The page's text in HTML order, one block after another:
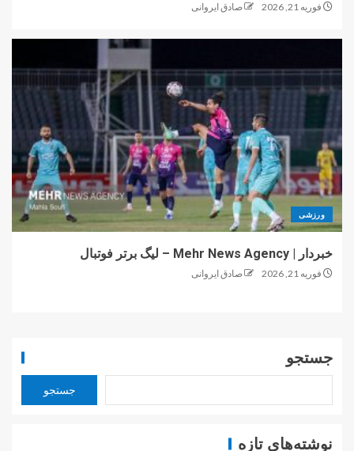
فوریه 21, 2026 صادق ایروانی
ورزشی
خبردار | Mehr News Agency – لیگ برتر فوتبال
فوریه 21, 2026 صادق ایروانی
جستجو
جستجو
نوشته‌های تازه